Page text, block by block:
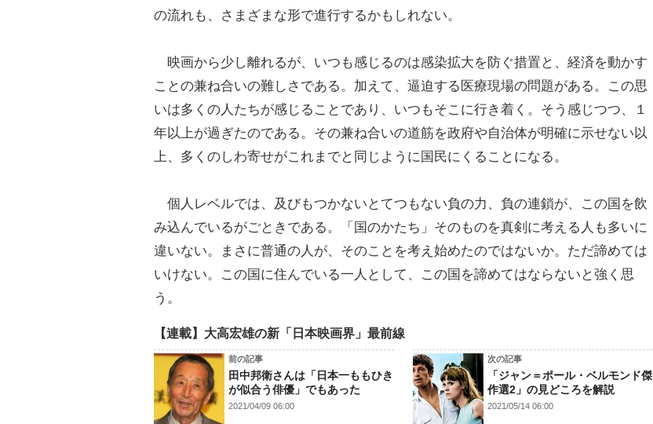
の流れも、さまざまな形で進行するかもしれない。
映画から少し離れるが、いつも感じるのは感染拡大を防ぐ措置と、経済を動かす
ことの兼ね合いの難しさである。加えて、逼迫する医療現場の問題がある。この思
いは多くの人たちが感じることであり、いつもそこに行き着く。そう感じつつ、１
年以上が過ぎたのである。その兼ね合いの道筋を政府や自治体が明確に示せない以
上、多くのしわ寄せがこれまでと同じように国民にくることになる。
個人レベルでは、及びもつかないとてつもない負の力、負の連鎖が、この国を飲
み込んでいるがごときである。「国のかたち」そのものを真剣に考える人も多いに
違いない。まさに普通の人が、そのことを考え始めたのではないか。ただ諦めては
いけない。この国に住んでいる一人として、この国を諦めてはならないと強く思
う。
【連載】大高宏雄の新「日本映画界」最前線
前の記事
田中邦衛さんは「日本一ももひき
が似合う俳優」でもあった
2021/04/09 06:00
次の記事
「ジャン＝ポール・ベルモンド傑
作選2」の見どころを解説
2021/05/14 06:00